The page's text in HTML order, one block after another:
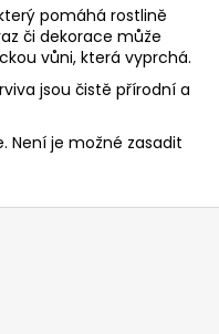
pomáhá rostlině
či dekorace může
vůni, která vyprchá.
jsou čistě přírodní a
Není je možné zasadit